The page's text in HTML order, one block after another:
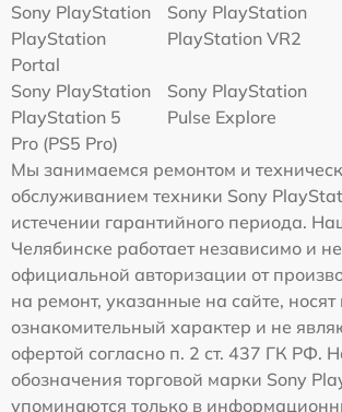
Sony PlayStation
PlayStation
Portal
Sony PlayStation
PlayStation VR2
Sony PlayStation
PlayStation 5
Pro (PS5 Pro)
Sony PlayStation
Pulse Explore
Мы занимаемся ремонтом и
обслуживанием техники Sony
истечении гарантийного периода.
Челябинске работает независимо и
официальной авторизации от
на ремонт, указанные на сайте,
ознакомительный характер и не
офертой согласно п. 2 ст. 437 ГК РФ.
обозначения торговой марки Sony
упоминаются только в